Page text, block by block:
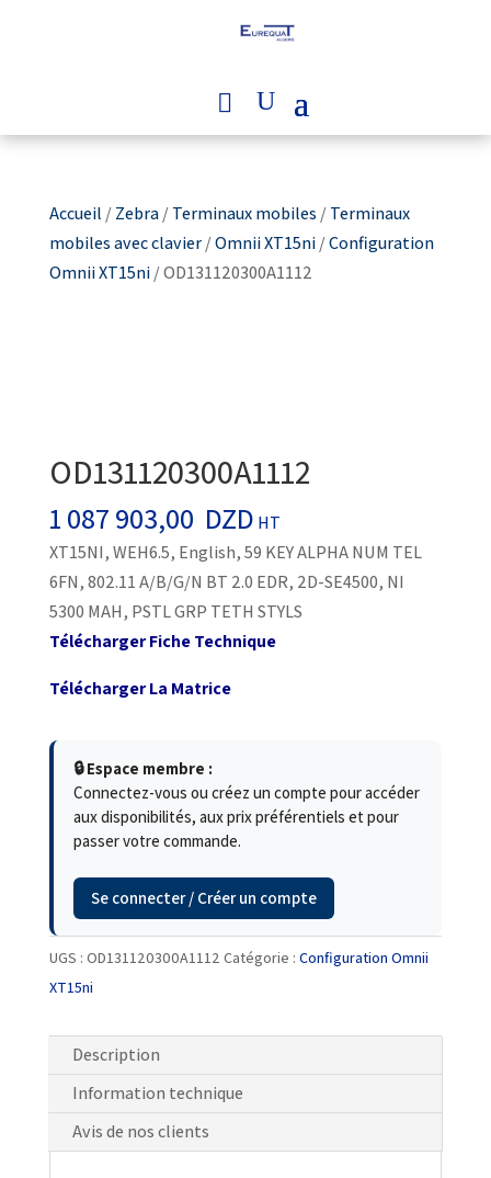
Accueil /Zebra/Terminaux mobiles /Terminaux
mobiles avec clavier/Omnii XT15ni/Configuration
Omnii XT15ni/ OD131120300A1112
OD131120300A1112
1 087 903,00 DZD HT
XT15NI, WEH6.5, English, 59 KEY ALPHA NUM TEL
6FN, 802.11 A/B/G/N BT 2.0 EDR, 2D-SE4500, NI
5300 MAH, PSTL GRP TETH STYLS
Télécharger Fiche Technique
Télécharger La Matrice
🔒 Espace membre :
Connectez-vous ou créez un compte pour accéder
aux disponibilités, aux prix préférentiels et pour
passer votre commande.
Se connecter / Créer un compte
UGS : OD131120300A1112 Catégorie : Configuration Omnii
XT15ni
Description
Information technique
Avis de nos clients